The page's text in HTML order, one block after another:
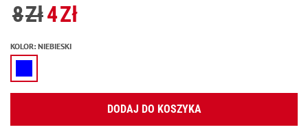
8Zł4Zł
KOLOR: NIEBIESKI
DODAJ DO KOSZYKA